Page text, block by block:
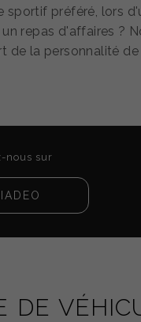
sportif préféré, lors
repas d'affaires ?
de la personnalité
nous sur
DE